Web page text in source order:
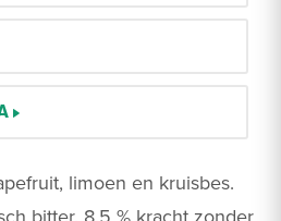
limoen en kruisbes.